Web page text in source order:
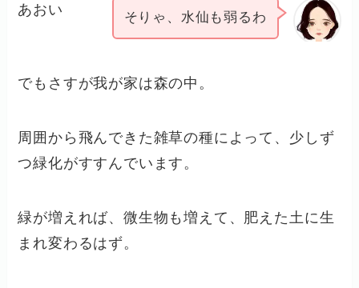
あおい
そりゃ、水仙も弱るわ
でもさすが我が家は森の中。
周囲から飛んできた雑草の種によって、少しず
つ緑化がすすんでいます。
緑が増えれば、微生物も増えて、肥えた土に生
まれ変わるはず。